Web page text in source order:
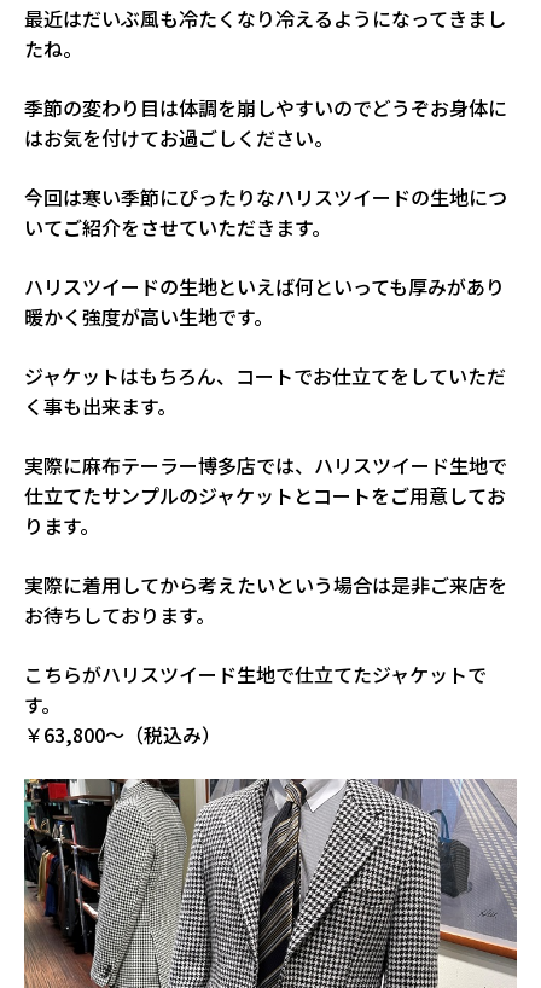
最近はだいぶ風も冷たくなり冷えるようになってきまし
たね。
季節の変わり目は体調を崩しやすいのでどうぞお身体に
はお気を付けてお過ごしください。
今回は寒い季節にぴったりなハリスツイードの生地につ
いてご紹介をさせていただきます。
ハリスツイードの生地といえば何といっても厚みがあり
暖かく強度が高い生地です。
ジャケットはもちろん、コートでお仕立てをしていただ
く事も出来ます。
実際に麻布テーラー博多店では、ハリスツイード生地で
仕立てたサンプルのジャケットとコートをご用意してお
ります。
実際に着用してから考えたいという場合は是非ご来店を
お待ちしております。
こちらがハリスツイード生地で仕立てたジャケットで
す。
￥63,800～（税込み）